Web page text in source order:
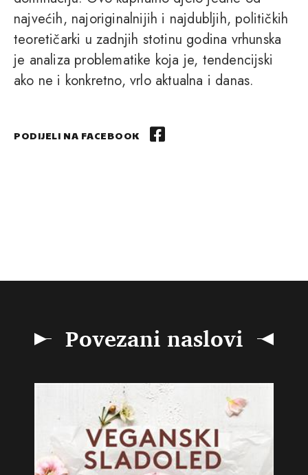
najvećih, najoriginalnijih i najdubljih, političkih
teoretičarki u zadnjih stotinu godina vrhunska
je analiza problematike koja je, tendencijski
ako ne i konkretno, vrlo aktualna i danas.
PODIJELI NA FACEBOOK
Povezani naslovi